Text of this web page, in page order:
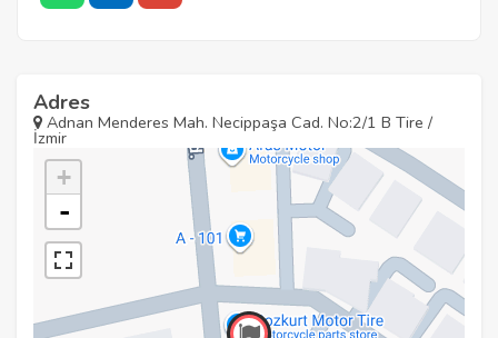
Adres
Adnan Menderes Mah. Necippaşa Cad. No:2/1 B Tire /
İzmir
+
-